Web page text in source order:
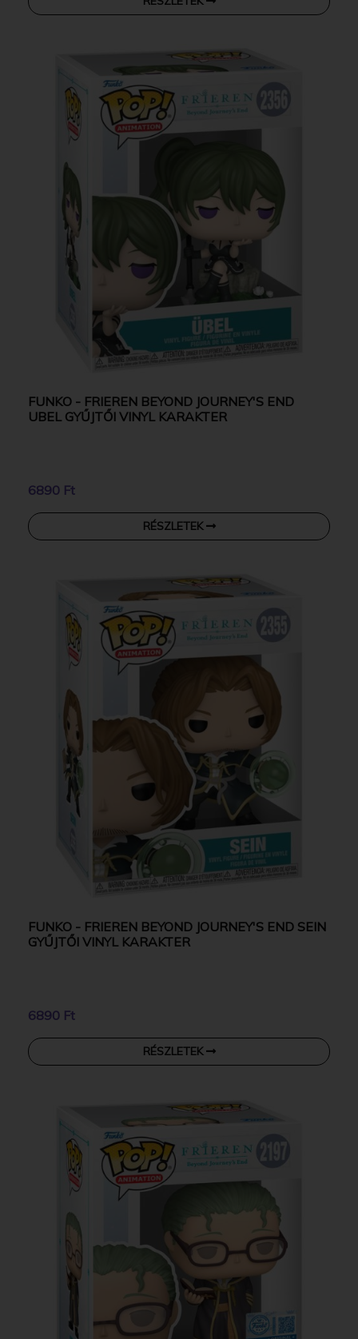
FUNKO - FRIEREN BEYOND JOURNEY'S END
UBEL GYŰJTŐI VINYL KARAKTER
6890 Ft
RÉSZLETEK
FUNKO - FRIEREN BEYOND JOURNEY'S END SEIN
GYŰJTŐI VINYL KARAKTER
6890 Ft
RÉSZLETEK